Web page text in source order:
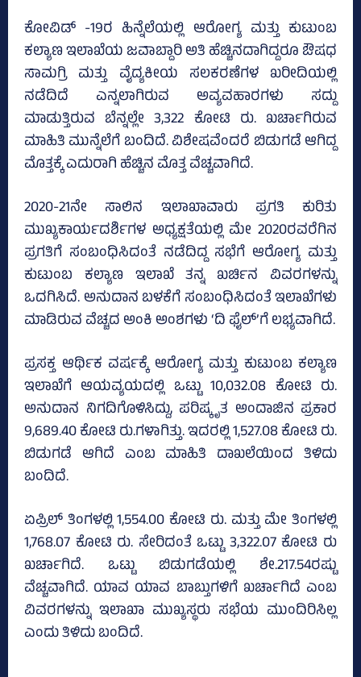
ಕೋವಿಡ್‌ -19ರ ಹಿನ್ನೆಲೆಯಲ್ಲಿ ಆರೋಗ್ಯ ಮತ್ತು ಕುಟುಂಬ
ಕಲ್ಯಾಣ ಇಲಾಖೆಯ ಜವಾಬ್ದಾರಿ ಅತಿ ಹೆಚ್ಚಿನದಾಗಿದ್ದರೂ ಔಷಧ
ಸಾಮಗ್ರಿ ಮತ್ತು ವೈದ್ಯಕೀಯ ಸಲಕರಣೆಗಳ ಖರೀದಿಯಲ್ಲಿ
ನಡೆದಿದೆ ಎನ್ನಲಾಗಿರುವ ಅವ್ಯವಹಾರಗಳು ಸದ್ದು
ಮಾಡುತ್ತಿರುವ ಬೆನ್ನಲ್ಲೇ 3,322 ಕೋಟಿ ರು. ಖರ್ಚಾಗಿರುವ
ಮಾಹಿತಿ ಮುನ್ನೆಲೆಗೆ ಬಂದಿದೆ. ವಿಶೇಷವೆಂದರೆ ಬಿಡುಗಡೆ ಆಗಿದ್ದ
ಮೊತ್ತಕ್ಕೆ ಎದುರಾಗಿ ಹೆಚ್ಚಿನ ಮೊತ್ತ ವೆಚ್ಚವಾಗಿದೆ.
2020-21ನೇ ಸಾಲಿನ ಇಲಾಖಾವಾರು ಪ್ರಗತಿ ಕುರಿತು
ಮುಖ್ಯಕಾರ್ಯದರ್ಶಿಗಳ ಅಧ್ಯಕ್ಷತೆಯಲ್ಲಿ ಮೇ 2020ರವರೆಗಿನ
ಪ್ರಗತಿಗೆ ಸಂಬಂಧಿಸಿದಂತೆ ನಡೆದಿದ್ದ ಸಭೆಗೆ ಆರೋಗ್ಯ ಮತ್ತು
ಕುಟುಂಬ ಕಲ್ಯಾಣ ಇಲಾಖೆ ತನ್ನ ಖರ್ಚಿನ ವಿವರಗಳನ್ನು
ಒದಗಿಸಿದೆ. ಅನುದಾನ ಬಳಕೆಗೆ ಸಂಬಂಧಿಸಿದಂತೆ ಇಲಾಖೆಗಳು
ಮಾಡಿರುವ ವೆಚ್ಚದ ಅಂಕಿ ಅಂಶಗಳು ‘ದಿ ಫೈಲ್’ಗೆ ಲಭ್ಯವಾಗಿದೆ.
ಪ್ರಸಕ್ತ ಆರ್ಥಿಕ ವರ್ಷಕ್ಕೆ ಆರೋಗ್ಯ ಮತ್ತು ಕುಟುಂಬ ಕಲ್ಯಾಣ
ಇಲಾಖೆಗೆ ಆಯವ್ಯಯದಲ್ಲಿ ಒಟ್ಟು 10,032.08 ಕೋಟಿ ರು.
ಅನುದಾನ ನಿಗದಿಗೊಳಿಸಿದ್ದು, ಪರಿಷ್ಕೃತ ಅಂದಾಜಿನ ಪ್ರಕಾರ
9,689.40 ಕೋಟಿ ರು.ಗಳಾಗಿತ್ತು. ಇದರಲ್ಲಿ 1,527.08 ಕೋಟಿ ರು.
ಬಿಡುಗಡೆ ಆಗಿದೆ ಎಂಬ ಮಾಹಿತಿ ದಾಖಲೆಯಿಂದ ತಿಳಿದು
ಬಂದಿದೆ.
ಏಪ್ರಿಲ್‌ ತಿಂಗಳಲ್ಲಿ 1,554.00 ಕೋಟಿ ರು. ಮತ್ತು ಮೇ ತಿಂಗಳಲ್ಲಿ
1,768.07 ಕೋಟಿ ರು. ಸೇರಿದಂತೆ ಒಟ್ಟು 3,322.07 ಕೋಟಿ ರು
ಖರ್ಚಾಗಿದೆ. ಒಟ್ಟು ಬಿಡುಗಡೆಯಲ್ಲಿ ಶೇ.217.54ರಷ್ಟು
ವೆಚ್ಚವಾಗಿದೆ. ಯಾವ ಯಾವ ಬಾಬ್ತುಗಳಿಗೆ ಖರ್ಚಾಗಿದೆ ಎಂಬ
ವಿವರಗಳನ್ನು ಇಲಾಖಾ ಮುಖ್ಯಸ್ಥರು ಸಭೆಯ ಮುಂದಿರಿಸಿಲ್ಲ
ಎಂದು ತಿಳಿದು ಬಂದಿದೆ.